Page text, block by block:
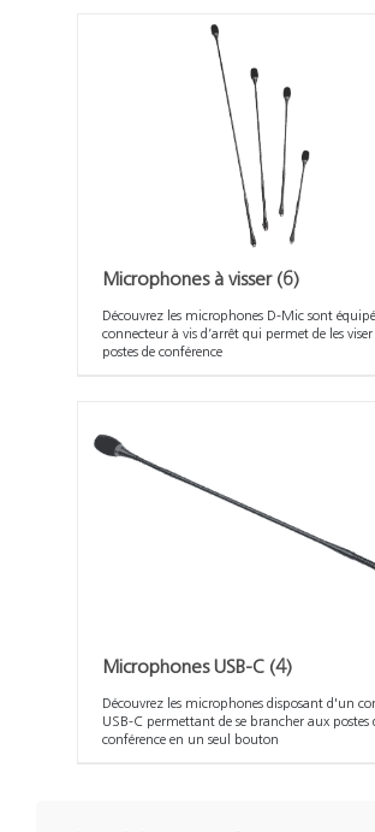
Microphones à visser (6)
Découvrez les microphones D-Mic sont
connecteur à vis d’arrêt qui permet de les
postes de conférence
Microphones USB-C (4)
Découvrez les microphones disposant d'un
USB-C permettant de se brancher aux postes
conférence en un seul bouton